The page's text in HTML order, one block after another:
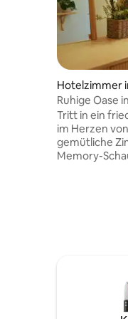
Hotelzimmer
Ruhige Oase
Tritt in ein
im Herzen
gemütliche
Memory-
Pflanzen,
Kaffee und